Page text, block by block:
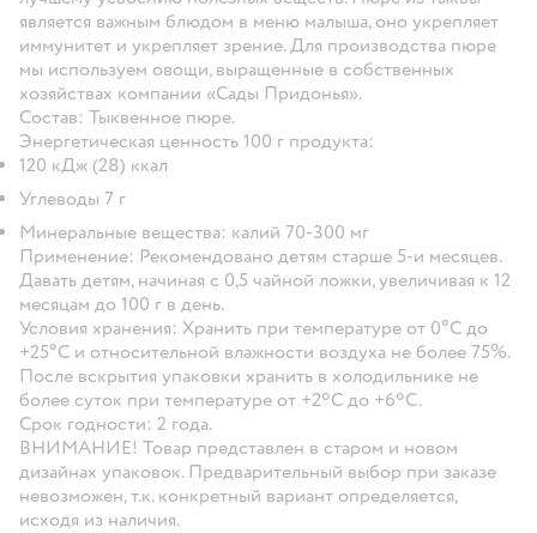
является важным блюдом в меню малыша, оно укрепляет
иммунитет и укрепляет зрение. Для производства пюре
мы используем овощи, выращенные в собственных
хозяйствах компании «Сады Придонья».
Состав: Тыквенное пюре.
Энергетическая ценность 100 г продукта:
120 кДж (28) ккал
Углеводы 7 г
Минеральные вещества: калий 70-300 мг
Применение: Рекомендовано детям старше 5-и месяцев.
Давать детям, начиная с 0,5 чайной ложки, увеличивая к 12
месяцам до 100 г в день.
Условия хранения: Хранить при температуре от 0°С до
+25°С и относительной влажности воздуха не более 75%.
После вскрытия упаковки хранить в холодильнике не
более суток при температуре от +2ºС до +6ºС.
Срок годности: 2 года.
ВНИМАНИЕ! Товар представлен в старом и новом
дизайнах упаковок. Предварительный выбор при заказе
невозможен, т.к. конкретный вариант определяется,
исходя из наличия.